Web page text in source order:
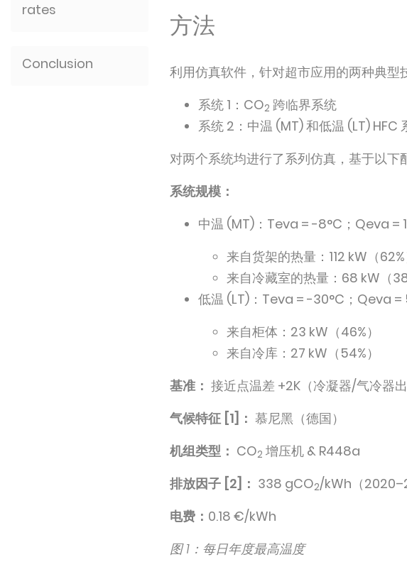
rates
Conclusion
方法
利用仿真软件，针对超市应用的两种典型
系统 1：CO2 跨临界系统
系统 2：中温 (MT) 和低温 (LT) HFC
对两个系统均进行了系列仿真，基于以下
系统规模：
中温 (MT)：Teva = -8°C；Qeva =
来自货架的热量：112 kW（62%
来自冷藏室的热量：68 kW（
低温 (LT)：Teva = -30°C；Qeva =
来自柜体：23 kW（46%）
来自冷库：27 kW（54%）
基准： 接近点温差 +2K（冷凝器/气冷器出
气候特征 [1]： 慕尼黑（德国）
机组类型： CO2 增压机 & R448a
排放因子 [2]： 338 gCO2/kWh（
电费： 0.18 €/kWh
图 1：每日年度最高温度